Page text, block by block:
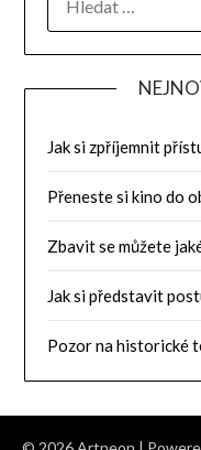
Jak si zpříjemnit
Přeneste si kino do
Zbavit se můžete
Jak si představit
Pozor na historické